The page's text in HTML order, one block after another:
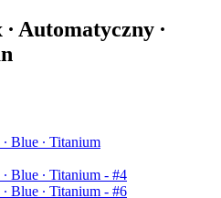
Automatyczny ∙